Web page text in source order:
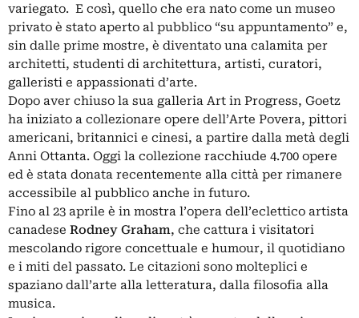
variegato. E così, quello che era nato come un museo
privato è stato aperto al pubblico “su appuntamento” e,
sin dalle prime mostre, è diventato una calamita per
architetti, studenti di architettura, artisti, curatori,
galleristi e appassionati d’arte.
Dopo aver chiuso la sua galleria Art in Progress, Goetz
ha iniziato a collezionare opere dell’Arte Povera, pittori
americani, britannici e cinesi, a partire dalla metà degli
Anni Ottanta. Oggi la collezione racchiude 4.700 opere
ed è stata donata recentemente alla città per rimanere
accessibile al pubblico anche in futuro.
Fino al 23 aprile è in mostra l’opera dell’eclettico artista
canadese Rodney Graham, che cattura i visitatori
mescolando rigore concettuale e humour, il quotidiano
e i miti del passato. Le citazioni sono molteplici e
spaziano dall’arte alla letteratura, dalla filosofia alla
musica.